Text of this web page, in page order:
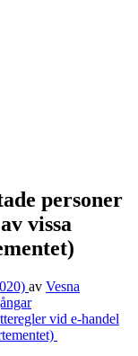
personer
vissa
av Vesna
vid e-handel